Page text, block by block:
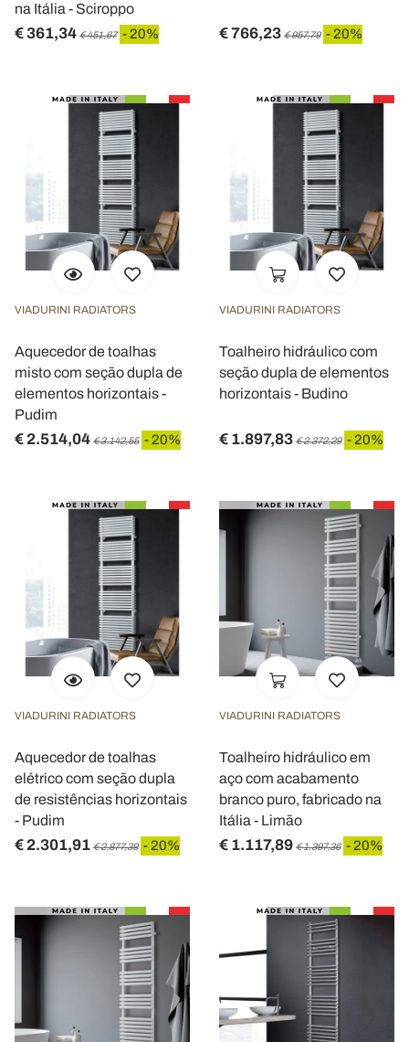
na Itália - Sciroppo
€ 361,34 € 451,67 - 20% € 766,23 € 957,79 - 20%
VIADURINI RADIATORS
Aquecedor de toalhas
misto com seção dupla de
elementos horizontais -
Pudim
€ 2.514,04 € 3.142,55 - 20%
VIADURINI RADIATORS
Toalheiro hidráulico com
seção dupla de elementos
horizontais - Budino
€ 1.897,83 € 2.372,29 - 20%
VIADURINI RADIATORS
Aquecedor de toalhas
elétrico com seção dupla
de resistências horizontais
- Pudim
€ 2.301,91 € 2.877,39 - 20%
VIADURINI RADIATORS
Toalheiro hidráulico em
aço com acabamento
branco puro, fabricado na
Itália - Limão
€ 1.117,89 € 1.397,36 - 20%